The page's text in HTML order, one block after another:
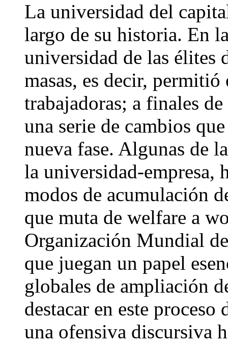
La universidad del
largo de su historia. En
universidad de las élites
masas, es decir, permitió
trabajadoras; a finales
una serie de cambios
nueva fase. Algunas de
la universidad-empresa,
modos de acumulación
que muta de welfare a
Organización Mundial
que juegan un papel
globales de ampliación
destacar en este
una ofensiva discursiva